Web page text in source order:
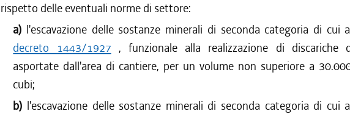
rispetto delle eventuali norme di settore:
a) l'escavazione delle sostanze minerali di seconda categoria di cui
decreto 1443/1927 , funzionale alla realizzazione di discariche
asportate dall'area di cantiere, per un volume non superiore a
cubi;
b) l'escavazione delle sostanze minerali di seconda categoria di cui